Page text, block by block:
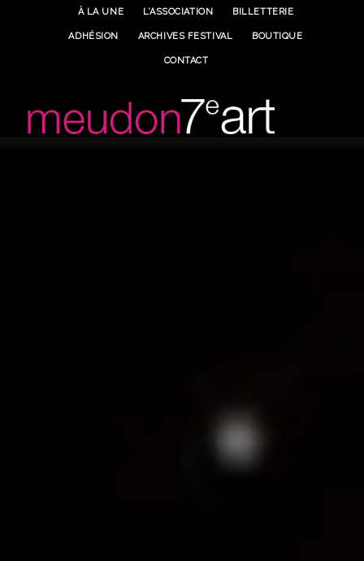
À LA UNE L’ASSOCIATION BILLETTERIE
ADHÉSION ARCHIVES FESTIVAL BOUTIQUE
CONTACT